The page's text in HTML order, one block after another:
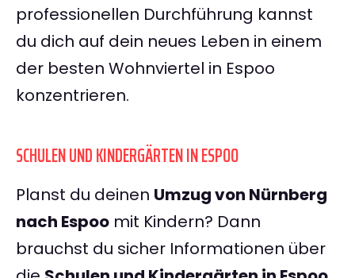
professionellen Durchführung kannst
du dich auf dein neues Leben in einem
der besten Wohnviertel in Espoo
konzentrieren.
SCHULEN UND KINDERGÄRTEN IN ESPOO
Planst du deinen Umzug von Nürnberg
nach Espoo mit Kindern? Dann
brauchst du sicher Informationen über